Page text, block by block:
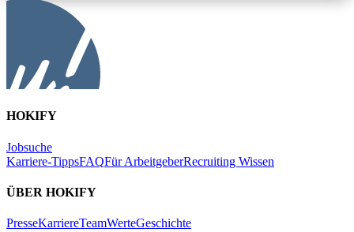
HOKIFY
Jobsuche
Karriere-TippsFAQFür ArbeitgeberRecruiting Wissen
ÜBER HOKIFY
PresseKarriereTeamWerteGeschichte